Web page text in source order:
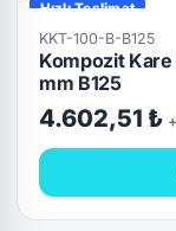
Hızlı Teslimat
KKT-100-B-B125
Kompozit Kare
mm B125
4.602,51 ₺